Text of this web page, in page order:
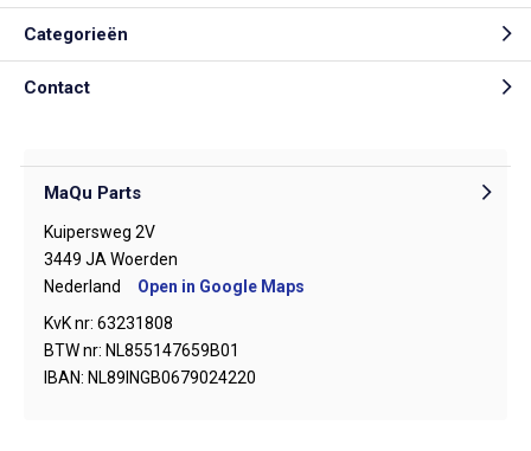
Categorieën
Contact
MaQu Parts
Kuipersweg 2V
3449 JA Woerden
Nederland
Open in Google Maps
KvK nr: 63231808
BTW nr: NL855147659B01
IBAN: NL89INGB0679024220